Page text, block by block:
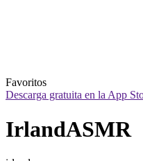
Favoritos
Descarga gratuita en la App
IrlandASMR